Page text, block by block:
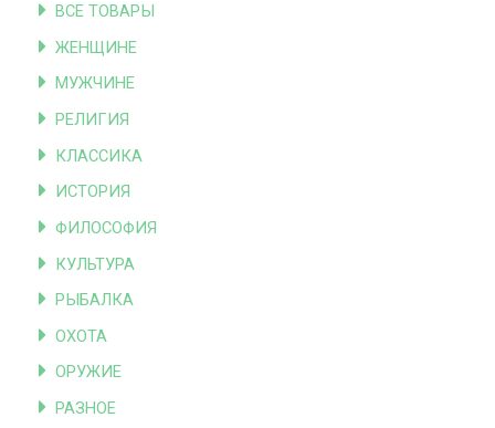
ВСЕ ТОВАРЫ
ЖЕНЩИНЕ
МУЖЧИНЕ
РЕЛИГИЯ
КЛАССИКА
ИСТОРИЯ
ФИЛОСОФИЯ
КУЛЬТУРА
РЫБАЛКА
ОХОТА
ОРУЖИЕ
РАЗНОЕ